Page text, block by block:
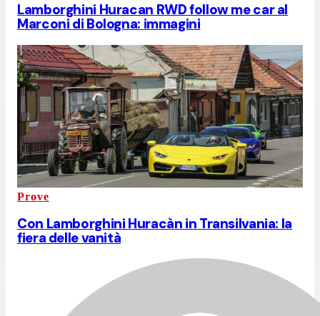
Lamborghini Huracan RWD follow me car al
Marconi di Bologna: immagini
Prove
Con Lamborghini Huracàn in Transilvania: la
fiera delle vanità